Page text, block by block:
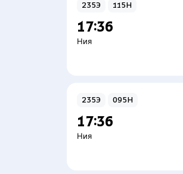
235Э 115Н
17:36
Ния
235Э 095Н
17:36
Ния